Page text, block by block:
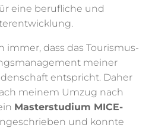
eine berufliche und
immer, dass das Tourismus-
meiner
entspricht. Daher
meinem Umzug nach
Masterstudium MICE-
und konnte